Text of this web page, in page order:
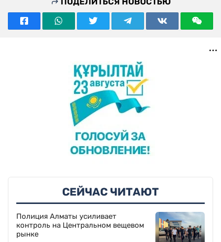
СЕЙЧАС ЧИТАЮТ
Полиция Алматы усиливает
контроль на Центральном вещевом
рынке